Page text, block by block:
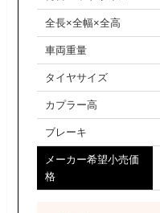
全長×全幅×全高
車両重量
タイヤサイズ
カプラー高
ブレーキ
メーカー希望小売価
格